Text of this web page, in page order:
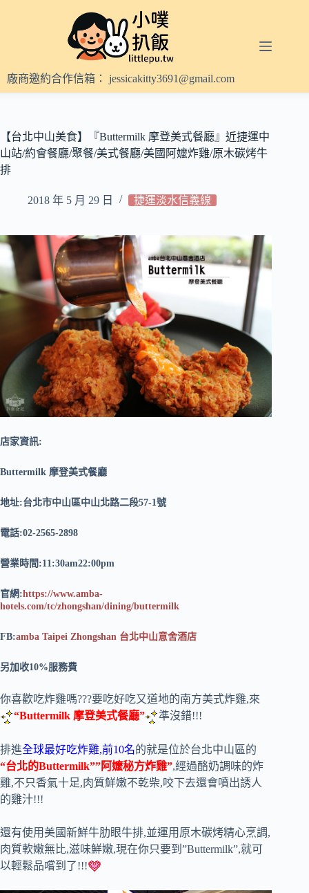
內
容
廠商邀約合作信箱： jessicakitty3691@gmail.com
【台北中山美食】『Buttermilk 摩登美式餐廳』近捷運中
山站/約會餐廳/聚餐/美式餐廳/美國阿嬤炸雞/原木碳烤牛
排
2018 年 5 月 29 日 捷運淡水信義線
店家資訊:
Buttermilk 摩登美式餐廳
地址:台北市中山區中山北路二段57-1號
電話:02-2565-2898
營業時間:11:30am22:00pm
官網:https://www.amba-
hotels.com/tc/zhongshan/dining/buttermilk
FB:amba Taipei Zhongshan 台北中山意舍酒店
另加收10%服務費
你喜歡吃炸雞嗎???要吃好吃又道地的南方美式炸雞,來
“Buttermilk 摩登美式餐廳”
準沒錯!!!
排進全球最好吃炸雞,前10名的就是位於台北中山區的
“台北的Buttermilk””阿嬤秘方炸雞”,經過酪奶調味的炸
雞,不只香氣十足,肉質鮮嫩不乾柴,咬下去還會噴出誘人
的雞汁!!!
還有使用美國新鮮牛肋眼牛排,並運用原木碳烤精心烹調,
肉質軟嫩無比,滋味鮮嫩,現在你只要到”Buttermilk”,就可
以輕鬆品嚐到了!!!